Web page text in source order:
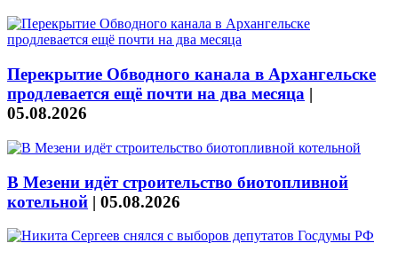
Перекрытие Обводного канала в Архангельске
продлевается ещё почти на два месяца |
05.08.2026
В Мезени идёт строительство биотопливной
котельной | 05.08.2026